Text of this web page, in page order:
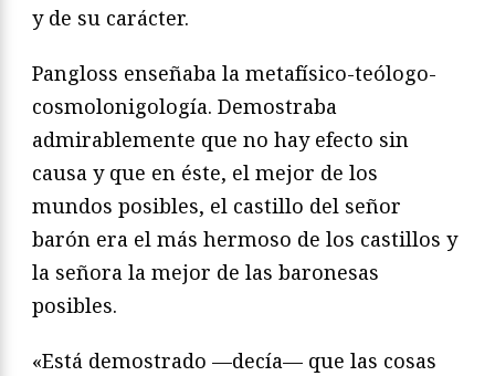
y de su carácter.
Pangloss enseñaba la metafísico-teólogo-
cosmolonigología. Demostraba
admirablemente que no hay efecto sin
causa y que en éste, el mejor de los
mundos posibles, el castillo del señor
barón era el más hermoso de los castillos y
la señora la mejor de las baronesas
posibles.
«Está demostrado —decía— que las cosas